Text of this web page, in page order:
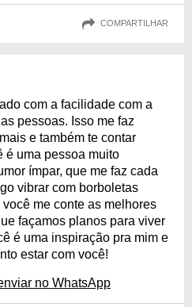
COMPARTILHAR
com a facilidade com a
pessoas. Isso me faz
e também te contar
é uma pessoa muito
ímpar, que me faz cada
vibrar com borboletas
me conte as melhores
façamos planos para viver
é uma inspiração pra mim e
estar com você!
no WhatsApp